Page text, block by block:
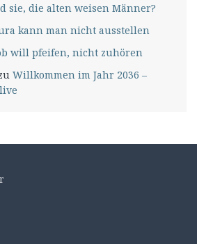
sie, die alten weisen Männer?
kann man nicht ausstellen
will pfeifen, nicht zuhören
Willkommen im Jahr 2036 –